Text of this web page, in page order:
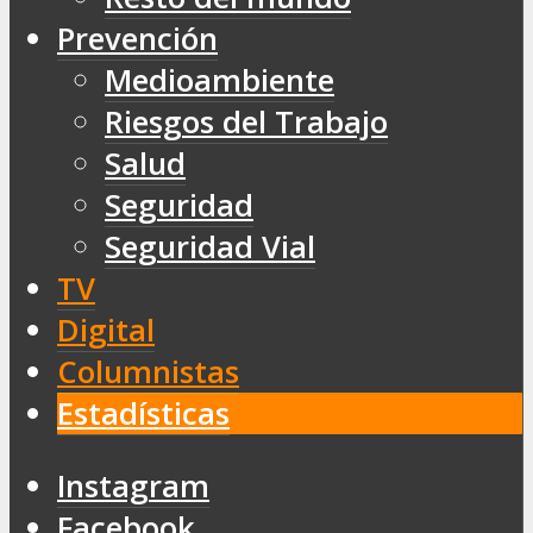
Prevención
Medioambiente
Riesgos del Trabajo
Salud
Seguridad
Seguridad Vial
TV
Digital
Columnistas
Estadísticas
Instagram